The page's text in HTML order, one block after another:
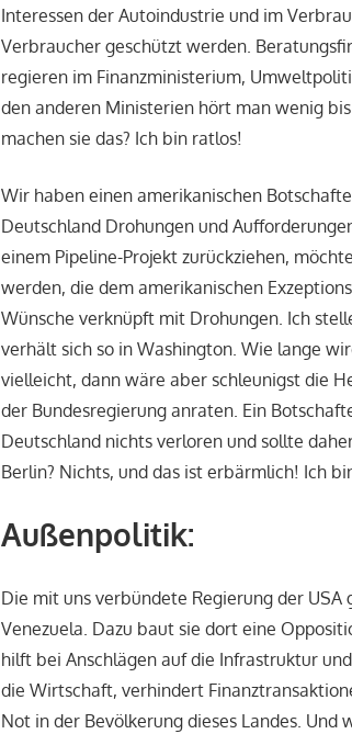
Interessen der Autoindustrie und im
Verbraucher geschützt werden.
regieren im Finanzministerium,
den anderen Ministerien hört man wenig
machen sie das? Ich bin ratlos!
Wir haben einen amerikanischen
Deutschland Drohungen und
einem Pipeline-Projekt zurückziehen,
werden, die dem amerikanischen
Wünsche verknüpft mit Drohungen. Ich
verhält sich so in Washington. Wie lange
vielleicht, dann wäre aber schleunigst die
der Bundesregierung anraten. Ein
Deutschland nichts verloren und sollte
Berlin? Nichts, und das ist erbärmlich! Ich
Außenpolitik:
Die mit uns verbündete Regierung der
Venezuela. Dazu baut sie dort eine
hilft bei Anschlägen auf die Infrastruktur
die Wirtschaft, verhindert
Not in der Bevölkerung dieses Landes.